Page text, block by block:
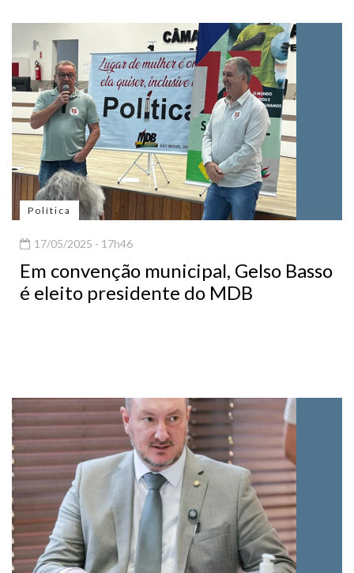
Política
17/05/2025 - 17h46
Em convenção municipal, Gelso Basso
é eleito presidente do MDB